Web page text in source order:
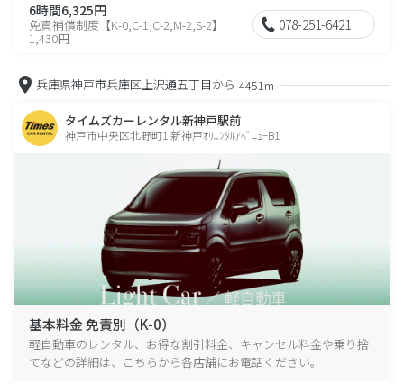
6時間6,325円
免責補償制度【K-0,C-1,C-2,M-2,S-2】
1,430円
078-251-6421
兵庫県神戸市兵庫区上沢通五丁目から 4451m
タイムズカーレンタル新神戸駅前
神戸市中央区北野町1 新神戸ｵﾘｴﾝﾀﾙｱﾍﾞﾆｭｰB1
基本料金 免責別（K-0）
軽自動車のレンタル、お得な割引料金、キャンセル料金や乗り捨
てなどの詳細は、こちらから各店舗にお電話ください。